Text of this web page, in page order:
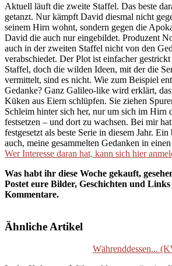
Aktuell läuft die zweite Staffel. Das beste
getanzt. Nur kämpft David diesmal nicht
seinem Hirn wohnt, sondern gegen die
David die auch nur eingebildet. Produzent
auch in der zweiten Staffel nicht von den
verabschiedet. Der Plot ist einfacher gestrickt
Staffel, doch die wilden Ideen, mit der die
vermittelt, sind es nicht. Wie zum Beispiel
Gedanke? Ganz Galileo-like wird erklärt,
Küken aus Eiern schlüpfen. Sie ziehen
Schleim hinter sich her, nur um sich im Hirn
festsetzen – und dort zu wachsen. Bei mir
festgesetzt als beste Serie in diesem Jahr.
auch, meine gesammelten Gedanken in
Wer Interesse daran hat, kann sich hier
Was habt ihr diese Woche gekauft,
Postet eure Bilder, Geschichten und
Kommentare.
Ähnliche Artikel
Währenddessen...